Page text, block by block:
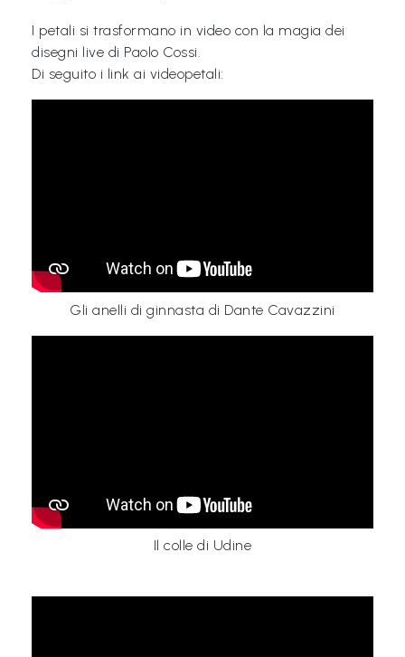
I petali si trasformano in video con la magia dei
disegni live di Paolo Cossi.
Di seguito i link ai videopetali:
Gli anelli di ginnasta di Dante Cavazzini
Il colle di Udine